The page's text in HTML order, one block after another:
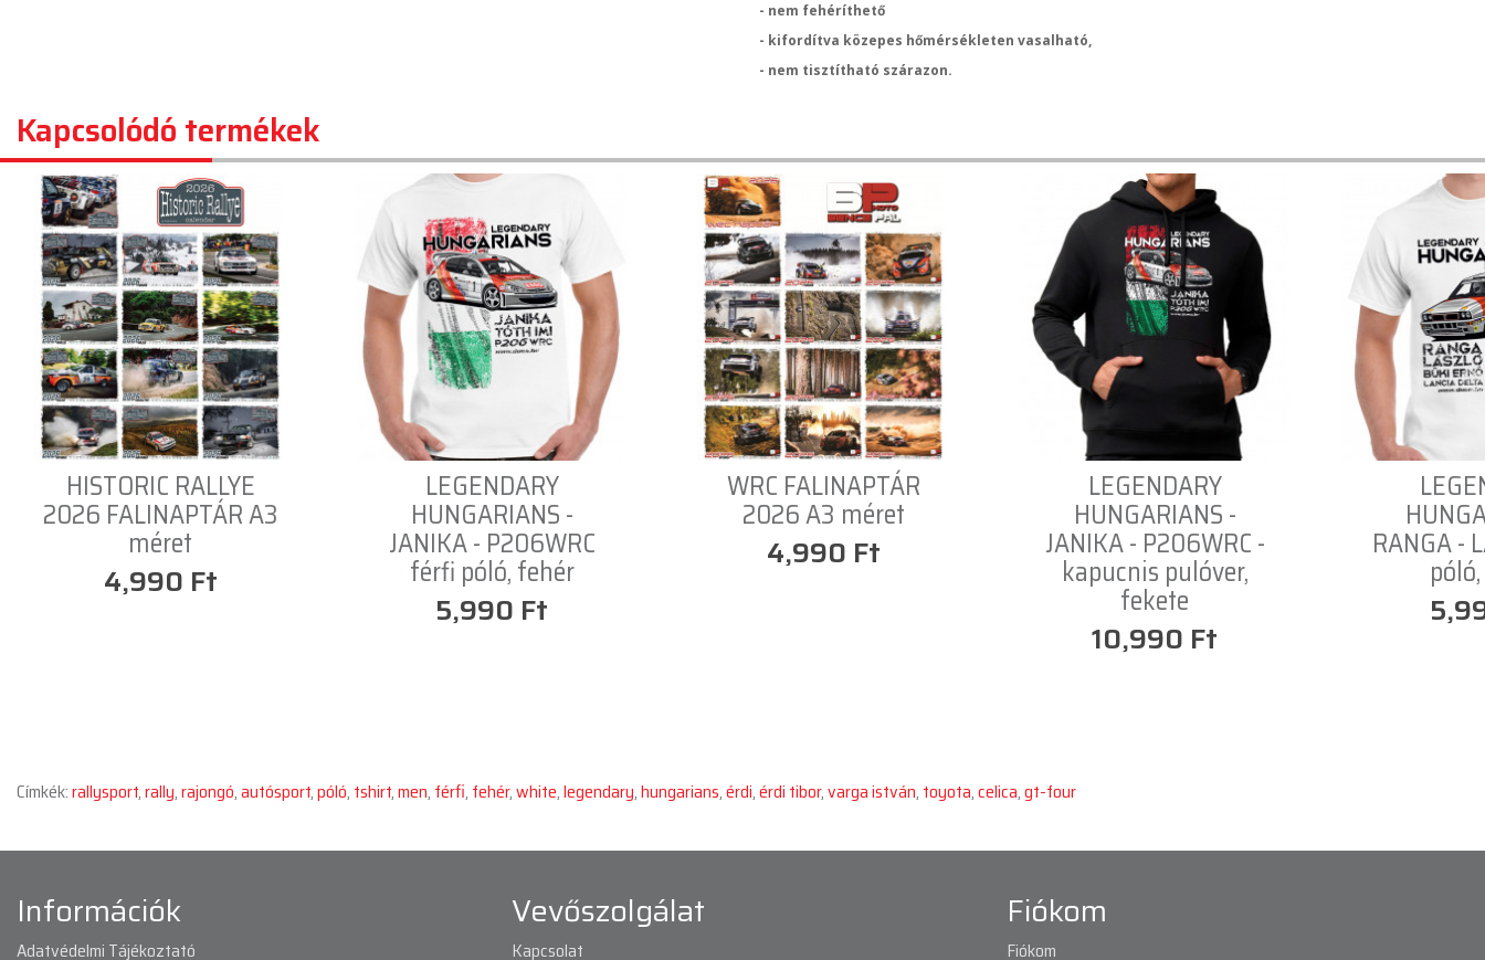
- nem fehéríthető
- kifordítva közepes hőmérsékleten vasalható,
- nem tisztítható szárazon.
Kapcsolódó termékek
HISTORIC RALLYE
2026 FALINAPTÁR A3
méret
4,990 Ft
LEGENDARY
HUNGARIANS -
JANIKA - P206WRC
férfi póló, fehér
5,990 Ft
WRC FALINAPTÁR
2026 A3 méret
4,990 Ft
LEGENDARY
HUNGARIANS -
JANIKA - P206WRC -
kapucnis pulóver,
fekete
10,990 Ft
RANGA -
Címkék:rallysport,rally,rajongó,autósport,póló, tshirt,men, férfi, fehér,white,legendary,hungarians,érdi,érdi tibor,varga istván, toyota,celica,gt-four
Információk
Adatvédelmi Tájékoztató
Vevőszolgálat
Kapcsolat
Fiókom
Fiókom